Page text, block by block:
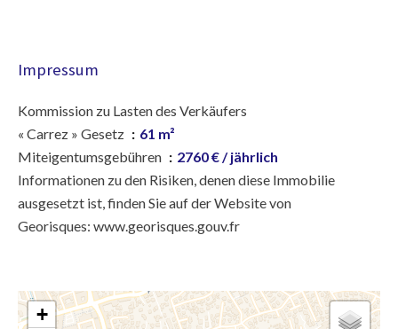
Impressum
Kommission zu Lasten des Verkäufers
« Carrez » Gesetz
61 m²
Miteigentumsgebühren
2760 € / jährlich
Informationen zu den Risiken, denen diese Immobilie
ausgesetzt ist, finden Sie auf der Website von
Georisques: www.georisques.gouv.fr
+